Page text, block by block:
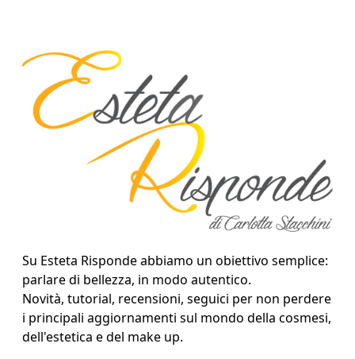
Su Esteta Risponde abbiamo un obiettivo semplice:
parlare di bellezza, in modo autentico.
Novità, tutorial, recensioni, seguici per non perdere
i principali aggiornamenti sul mondo della cosmesi,
dell'estetica e del make up.